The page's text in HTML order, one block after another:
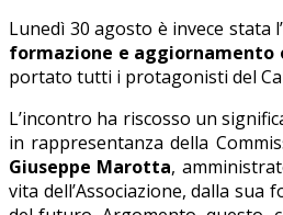
Lunedì 30 agosto è invece stata
formazione e
portato tutti i protagonisti del
L’incontro ha riscosso un
in rappresentanza della
Giuseppe Marotta,
vita dell’Associazione, dalla